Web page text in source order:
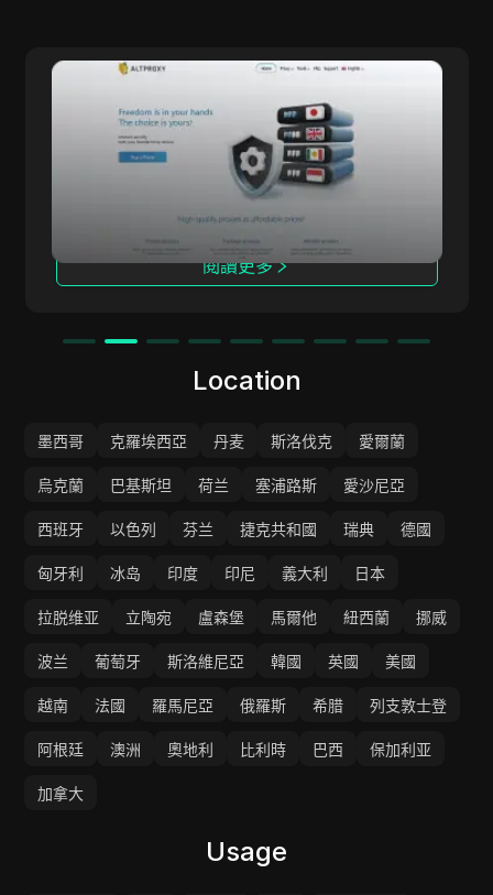
AltProxy
ALTPROXY 提供適用於各種規模企業的代理解決
方案，服務覆蓋超過100個國家，擁有2100萬個IP
地址。我們專注於提供私有（數據中心）和移動代
理，已經運營自2015年。
閱讀更多
Location
墨西哥 克羅埃西亞 丹麦 斯洛伐克 愛爾蘭
烏克蘭 巴基斯坦 荷兰 塞浦路斯 愛沙尼亞
西班牙 以色列 芬兰 捷克共和國 瑞典 德國
匈牙利 冰岛 印度 印尼 義大利 日本
拉脱维亚 立陶宛 盧森堡 馬爾他 紐西蘭 挪威
波兰 葡萄牙 斯洛維尼亞 韓國 英國 美國
越南 法國 羅馬尼亞 俄羅斯 希腊 列支敦士登
阿根廷 澳洲 奧地利 比利時 巴西 保加利亚
加拿大
Usage